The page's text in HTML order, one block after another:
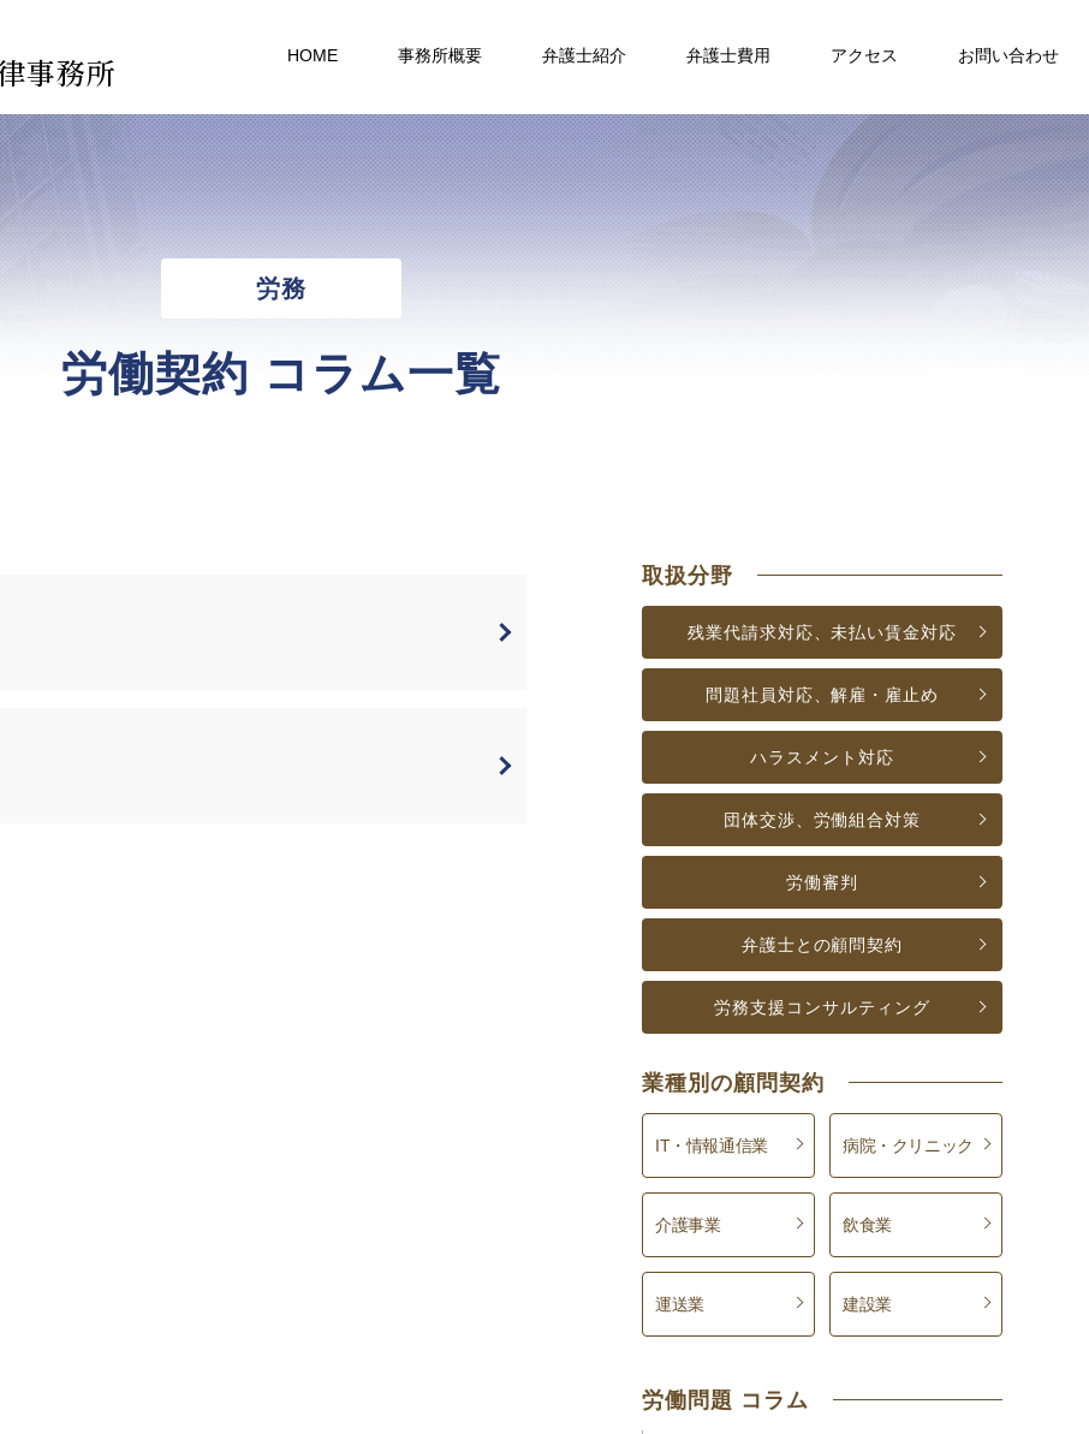
事務所 HOME 事務所概要 弁護士紹介 弁護士費用 アクセス お問い合わせ
労務
労働契約 コラム一覧
取扱分野
残業代請求対応、未払い賃金対応
問題社員対応、解雇・雇止め
ハラスメント対応
団体交渉、 労働組合対策
労働審判
弁護士との顧問契約
労務支援 コンサルティング
業種別の顧問契約
IT・情報通信業 病院・クリニック
介護事業 飲食業
運送業 建設業
労働問題 コラム